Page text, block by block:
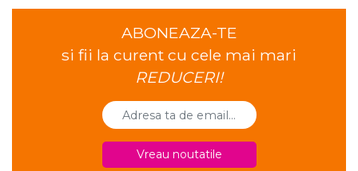
ABONEAZA-TE
si fii la curent cu cele mai mari
REDUCERI!
Vreau noutatile